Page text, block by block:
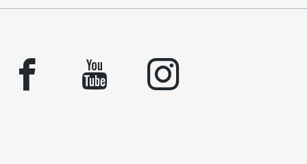
facebook youtube instagram